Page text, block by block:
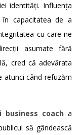
identități. Influența
capacitatea de a
cu care ne
asumate fără
cred că adevărata
atunci când refuzăm
business coach a
să gândească